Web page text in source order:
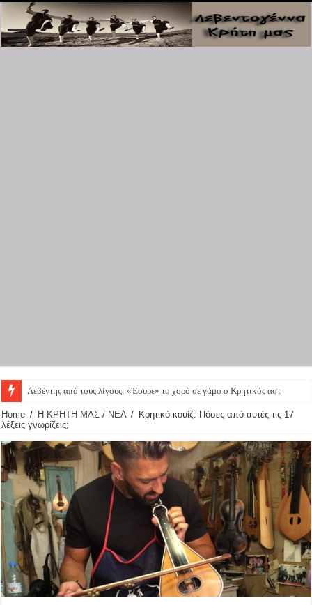
Λεβέντης από τους λίγους: «Έσυρε» το χορό σε γάμο ο Κρητικός αστυνομικός
Home / Η ΚΡΗΤΗ ΜΑΣ / ΝΕΑ / Κρητικό κουίζ: Πόσες από αυτές τις 17
λέξεις γνωρίζεις;